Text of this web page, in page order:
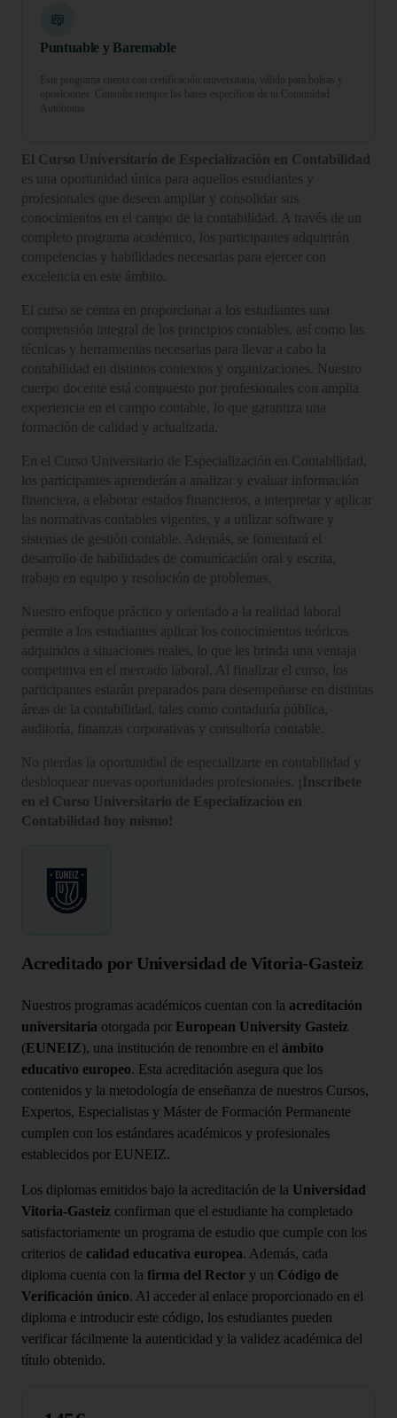
Puntuable y Baremable
Este programa cuenta con certificación universitaria, válido para bolsas y
oposiciones. Consulta siempre las bases específicas de tu Comunidad
Autónoma.
El Curso Universitario de Especialización en Contabilidad
es una oportunidad única para aquellos estudiantes y
profesionales que deseen ampliar y consolidar sus
conocimientos en el campo de la contabilidad. A través de un
completo programa académico, los participantes adquirirán
competencias y habilidades necesarias para ejercer con
excelencia en este ámbito.
El curso se centra en proporcionar a los estudiantes una
comprensión integral de los principios contables, así como las
técnicas y herramientas necesarias para llevar a cabo la
contabilidad en distintos contextos y organizaciones. Nuestro
cuerpo docente está compuesto por profesionales con amplia
experiencia en el campo contable, lo que garantiza una
formación de calidad y actualizada.
En el Curso Universitario de Especialización en Contabilidad,
los participantes aprenderán a analizar y evaluar información
financiera, a elaborar estados financieros, a interpretar y aplicar
las normativas contables vigentes, y a utilizar software y
sistemas de gestión contable. Además, se fomentará el
desarrollo de habilidades de comunicación oral y escrita,
trabajo en equipo y resolución de problemas.
Nuestro enfoque práctico y orientado a la realidad laboral
permite a los estudiantes aplicar los conocimientos teóricos
adquiridos a situaciones reales, lo que les brinda una ventaja
competitiva en el mercado laboral. Al finalizar el curso, los
participantes estarán preparados para desempeñarse en distintas
áreas de la contabilidad, tales como contaduría pública,
auditoría, finanzas corporativas y consultoría contable.
No pierdas la oportunidad de especializarte en contabilidad y
desbloquear nuevas oportunidades profesionales.
¡Inscríbete
en el Curso Universitario de Especialización en
Contabilidad hoy mismo!
Acreditado por Universidad de Vitoria-Gasteiz
Nuestros programas académicos cuentan con la acreditación
universitaria otorgada por European University Gasteiz
(EUNEIZ), una institución de renombre en el ámbito
educativo europeo. Esta acreditación asegura que los
contenidos y la metodología de enseñanza de nuestros Cursos,
Expertos, Especialistas y Máster de Formación Permanente
cumplen con los estándares académicos y profesionales
establecidos por EUNEIZ.
Los diplomas emitidos bajo la acreditación de la Universidad
Vitoria-Gasteiz confirman que el estudiante ha completado
satisfactoriamente un programa de estudio que cumple con los
criterios de calidad educativa europea. Además, cada
diploma cuenta con la firma del Rector y un Código de
Verificación único. Al acceder al enlace proporcionado en el
diploma e introducir este código, los estudiantes pueden
verificar fácilmente la autenticidad y la validez académica del
título obtenido.